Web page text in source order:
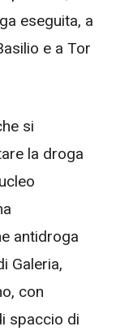
eseguita, a
e a Tor
si
la droga
antidroga
Galeria,
con
spaccio di